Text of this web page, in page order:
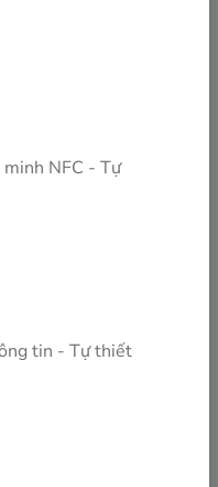
NFC - Tự
tin - Tự thiết